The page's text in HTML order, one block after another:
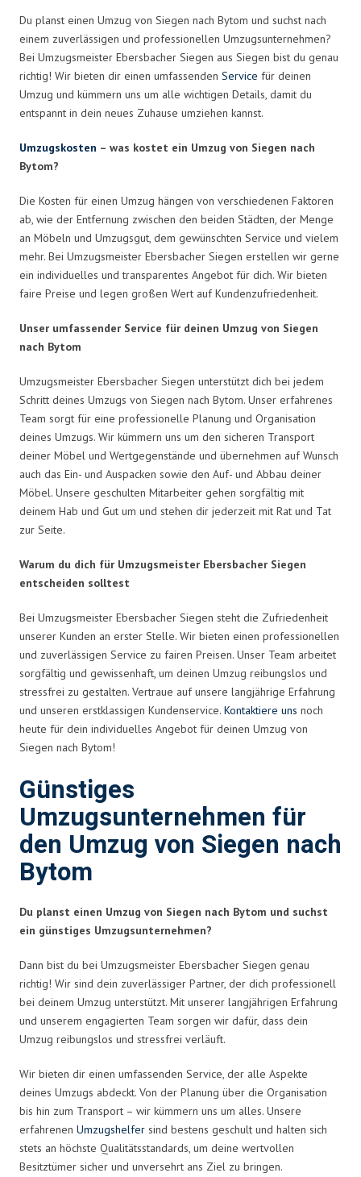
Du planst einen Umzug von Siegen nach Bytom und suchst nach
einem zuverlässigen und professionellen Umzugsunternehmen?
Bei Umzugsmeister Ebersbacher Siegen aus Siegen bist du genau
richtig! Wir bieten dir einen umfassenden Service für deinen
Umzug und kümmern uns um alle wichtigen Details, damit du
entspannt in dein neues Zuhause umziehen kannst.
Umzugskosten – was kostet ein Umzug von Siegen nach
Bytom?
Die Kosten für einen Umzug hängen von verschiedenen Faktoren
ab, wie der Entfernung zwischen den beiden Städten, der Menge
an Möbeln und Umzugsgut, dem gewünschten Service und vielem
mehr. Bei Umzugsmeister Ebersbacher Siegen erstellen wir gerne
ein individuelles und transparentes Angebot für dich. Wir bieten
faire Preise und legen großen Wert auf Kundenzufriedenheit.
Unser umfassender Service für deinen Umzug von Siegen
nach Bytom
Umzugsmeister Ebersbacher Siegen unterstützt dich bei jedem
Schritt deines Umzugs von Siegen nach Bytom. Unser erfahrenes
Team sorgt für eine professionelle Planung und Organisation
deines Umzugs. Wir kümmern uns um den sicheren Transport
deiner Möbel und Wertgegenstände und übernehmen auf Wunsch
auch das Ein- und Auspacken sowie den Auf- und Abbau deiner
Möbel. Unsere geschulten Mitarbeiter gehen sorgfältig mit
deinem Hab und Gut um und stehen dir jederzeit mit Rat und Tat
zur Seite.
Warum du dich für Umzugsmeister Ebersbacher Siegen
entscheiden solltest
Bei Umzugsmeister Ebersbacher Siegen steht die Zufriedenheit
unserer Kunden an erster Stelle. Wir bieten einen professionellen
und zuverlässigen Service zu fairen Preisen. Unser Team arbeitet
sorgfältig und gewissenhaft, um deinen Umzug reibungslos und
stressfrei zu gestalten. Vertraue auf unsere langjährige Erfahrung
und unseren erstklassigen Kundenservice. Kontaktiere uns noch
heute für dein individuelles Angebot für deinen Umzug von
Siegen nach Bytom!
Günstiges
Umzugsunternehmen für
den Umzug von Siegen nach
Bytom
Du planst einen Umzug von Siegen nach Bytom und suchst
ein günstiges Umzugsunternehmen?
Dann bist du bei Umzugsmeister Ebersbacher Siegen genau
richtig! Wir sind dein zuverlässiger Partner, der dich professionell
bei deinem Umzug unterstützt. Mit unserer langjährigen Erfahrung
und unserem engagierten Team sorgen wir dafür, dass dein
Umzug reibungslos und stressfrei verläuft.
Wir bieten dir einen umfassenden Service, der alle Aspekte
deines Umzugs abdeckt. Von der Planung über die Organisation
bis hin zum Transport – wir kümmern uns um alles. Unsere
erfahrenen Umzugshelfer sind bestens geschult und halten sich
stets an höchste Qualitätsstandards, um deine wertvollen
Besitztümer sicher und unversehrt ans Ziel zu bringen.